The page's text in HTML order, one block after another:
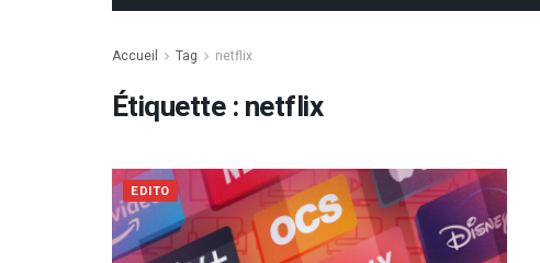
Accueil Tag netflix
Étiquette :netflix
EDITO